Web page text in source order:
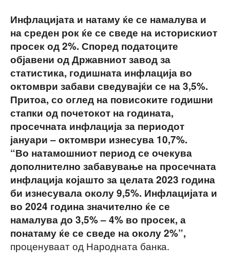
Инфлацијата и натаму ќе се намалува и
на среден рок ќе се сведе на историскиот
просек од 2%. Според податоците
објавени од Државниот завод за
статистика, годишната инфлација во
октомври забави сведувајќи се на 3,5%.
Притоа, со оглед на повисоките годишни
стапки од почетокот на годината,
просечната инфлација за периодот
јануари ‒ октомври изнесува 10,7%.
“Во натамошниот период се очекува
дополнително забавување на просечната
инфлација којашто за целата 2023 година
би изнесувала околу 9,5%. Инфлацијата и
во 2024 година значително ќе се
намалува до 3,5% ‒ 4% во просек, а
понатаму ќе се сведе на околу 2%”,
проценуваат од Народната банка.